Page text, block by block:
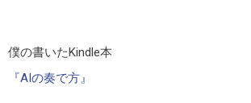
僕の書いたKindle本
『AIの奏で方』